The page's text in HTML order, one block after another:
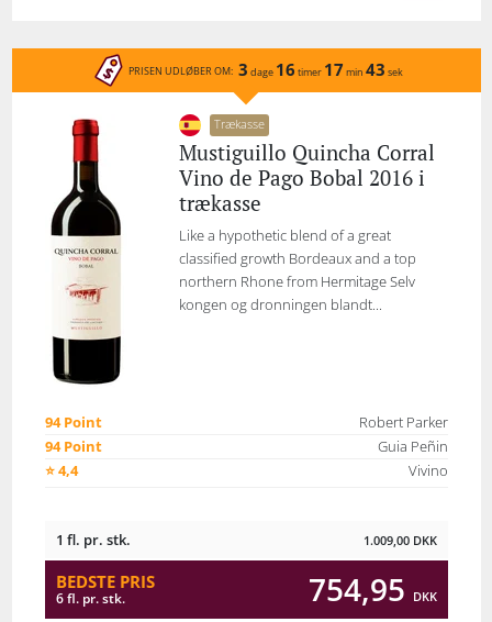
PRISEN UDLØBER OM: 3 dage 16 timer 17 min 43 sek
Trækasse
Mustiguillo Quincha Corral
Vino de Pago Bobal 2016 i
trækasse
Like a hypothetic blend of a great
classified growth Bordeaux and a top
northern Rhone from Hermitage Selv
kongen og dronningen blandt...
94 Point
Robert Parker
94 Point
Guia Peñin
⭐ 4,4
Vivino
1 fl. pr. stk. 1.009,00 DKK
BEDSTE PRIS
6 fl. pr. stk. 754,95 DKK